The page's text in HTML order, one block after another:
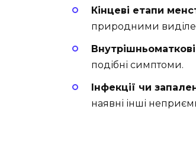
Кінцеві етапи
природними
подібні симптоми.
Інфекції чи
наявні інші